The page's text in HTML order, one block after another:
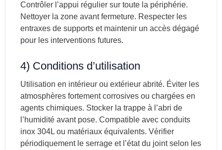
Contrôler l’appui régulier sur toute la périphérie.
Nettoyer la zone avant fermeture. Respecter les
entraxes de supports et maintenir un accès dégagé
pour les interventions futures.
4) Conditions d’utilisation
Utilisation en intérieur ou extérieur abrité. Éviter les
atmosphères fortement corrosives ou chargées en
agents chimiques. Stocker la trappe à l’abri de
l’humidité avant pose. Compatible avec conduits
inox 304L ou matériaux équivalents. Vérifier
périodiquement le serrage et l’état du joint selon les